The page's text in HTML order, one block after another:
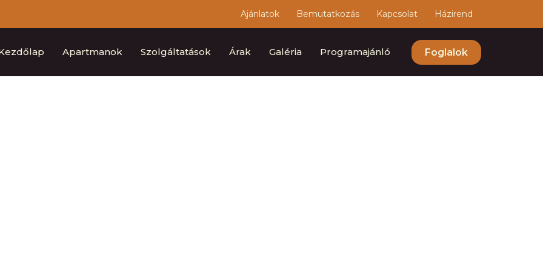
Ajánlatok Bemutatkozás Kapcsolat Házirend
Apartmanok Szolgáltatások Árak Galéria Programajánló Foglalok